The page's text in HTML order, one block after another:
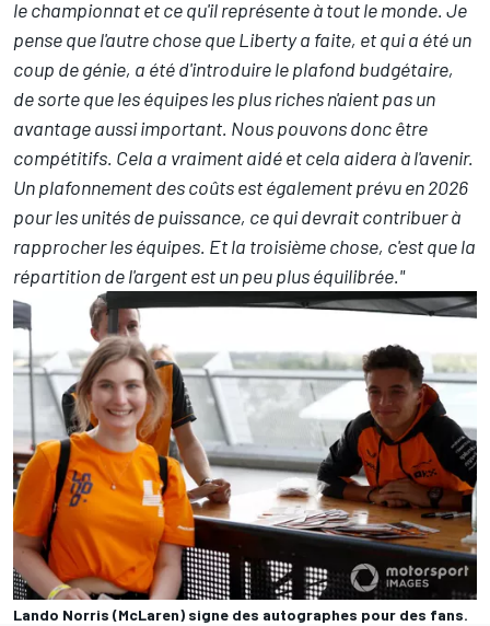
le championnat et ce qu'il représente à tout le monde. Je
pense que l'autre chose que Liberty a faite, et qui a été un
coup de génie, a été d'introduire le plafond budgétaire,
de sorte que les équipes les plus riches n'aient pas un
avantage aussi important. Nous pouvons donc être
compétitifs. Cela a vraiment aidé et cela aidera à l'avenir.
Un plafonnement des coûts est également prévu en 2026
pour les unités de puissance, ce qui devrait contribuer à
rapprocher les équipes. Et la troisième chose, c'est que la
répartition de l'argent est un peu plus équilibrée."
Lando Norris (McLaren) signe des autographes pour des fans.